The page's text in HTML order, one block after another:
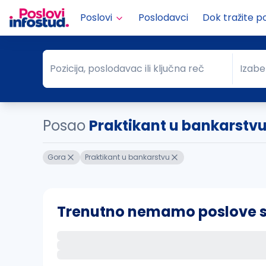
Poslovi Poslodavci Dok tražite
Pozicija, poslodavac ili ključna reč
Pozicija, poslodavac ili ključna reč Grad
Posao Praktikant u
Gora Praktikant u bankarstvu
Trenutno nemamo poslove